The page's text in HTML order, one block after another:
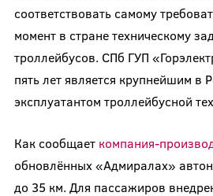
соответствовать самому
момент в стране техническому
троллейбусов. СПб ГУП
пять лет является крупнейшим в
эксплуатантом троллейбусной
Как сообщает компания-
обновлённых «Адмиралах»
до 35 км. Для пассажиров